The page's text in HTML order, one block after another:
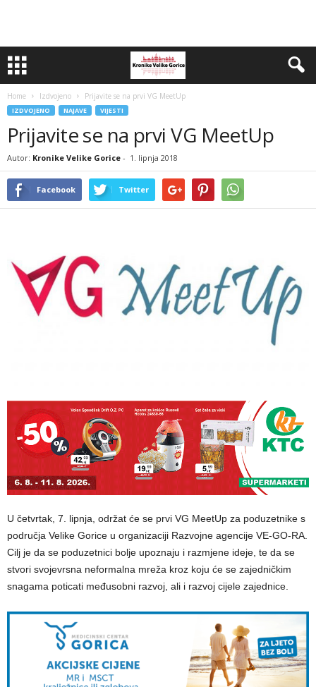
Home Izdvojeno Prijavite se na prvi VG MeetUp
IZDVOJENO NAJAVE VIJESTI
Prijavite se na prvi VG MeetUp
Autor: Kronike Velike Gorice - 1. lipnja 2018
Facebook Twitter
U četvrtak, 7. lipnja, održat će se prvi VG MeetUp za poduzetnike s
područja Velike Gorice u organizaciji Razvojne agencije VE-GO-RA.
Cilj je da se poduzetnici bolje upoznaju i razmjene ideje, te da se
stvori svojevrsna neformalna mreža kroz koju će se zajedničkim
snagama poticati međusobni razvoj, ali i razvoj cijele zajednice.